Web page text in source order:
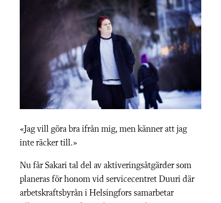
«Jag vill göra bra ifrån mig, men känner att jag
inte räcker till.»
Nu får Sakari tal del av aktiveringsåtgärder som
planeras för honom vid servicecentret Duuri där
arbetskraftsbyrån i Helsingfors samarbetar